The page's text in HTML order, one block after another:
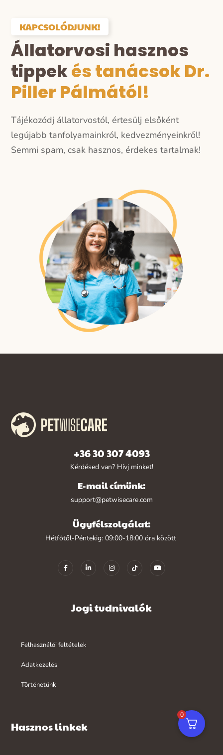
KAPCSOLÓDJUNK!
Állatorvosi hasznos
tippekés tanácsok Dr.
Piller Pálmától!
Tájékozódj állatorvostól, értesülj elsőként
legújabb tanfolyamainkról, kedvezményeinkről!
Semmi spam, csak hasznos, érdekes tartalmak!
+36 30 307 4093
Kérdésed van? Hívj minket!
E-mail címünk:
support@petwisecare.com
Ügyfélszolgálat:
Hétfőtől-Péntekig: 09:00-18:00 óra között
Jogi tudnivalók
Felhasználói feltételek
Adatkezelés
Történetünk
Hasznos linkek
0